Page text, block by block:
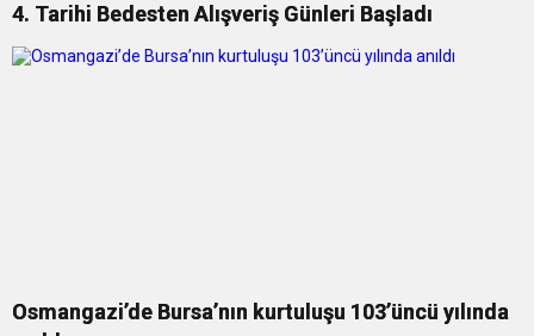
4. Tarihi Bedesten Alışveriş Günleri Başladı
Osmangazi’de Bursa’nın kurtuluşu 103’üncü yılında